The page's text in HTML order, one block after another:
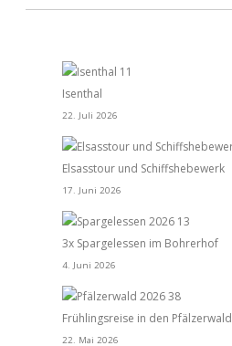
Isenthal
22. Juli 2026
Elsasstour und Schiffshebewerk
17. Juni 2026
3x Spargelessen im Bohrerhof
4. Juni 2026
Frühlingsreise in den Pfälzerwald
22. Mai 2026